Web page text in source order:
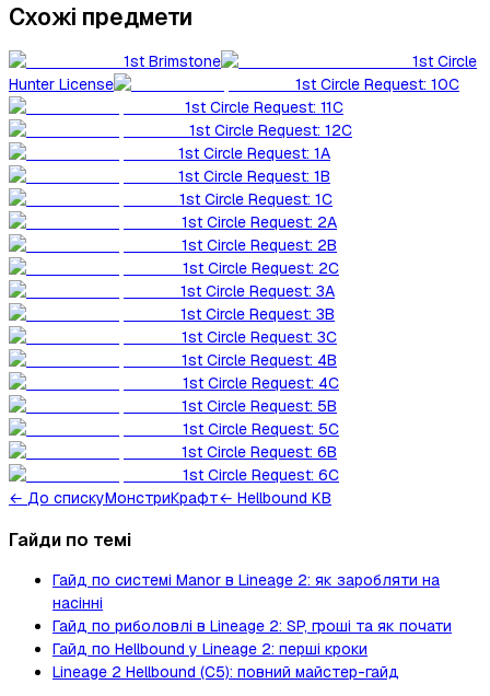
Схожі предмети
1st Brimstone
1st Circle
Hunter License
1st Circle Request: 10C
1st Circle Request: 11C
1st Circle Request: 12C
1st Circle Request: 1A
1st Circle Request: 1B
1st Circle Request: 1C
1st Circle Request: 2A
1st Circle Request: 2B
1st Circle Request: 2C
1st Circle Request: 3A
1st Circle Request: 3B
1st Circle Request: 3C
1st Circle Request: 4B
1st Circle Request: 4C
1st Circle Request: 5B
1st Circle Request: 5C
1st Circle Request: 6B
1st Circle Request: 6C
← До спискуМонстриКрафт← Hellbound KB
Гайди по темі
Гайд по системі Manor в Lineage 2: як заробляти на
насінні
Гайд по риболовлі в Lineage 2: SP, гроші та як почати
Гайд по Hellbound у Lineage 2: перші кроки
Lineage 2 Hellbound (C5): повний майстер-гайд